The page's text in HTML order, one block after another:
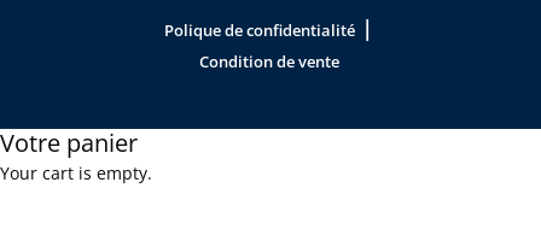
Polique de confidentialité |
Condition de vente
Votre panier
Your cart is empty.